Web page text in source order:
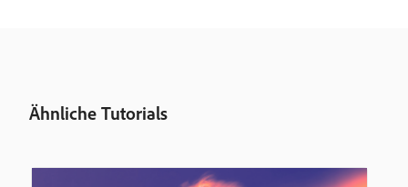
Ähnliche Tutorials